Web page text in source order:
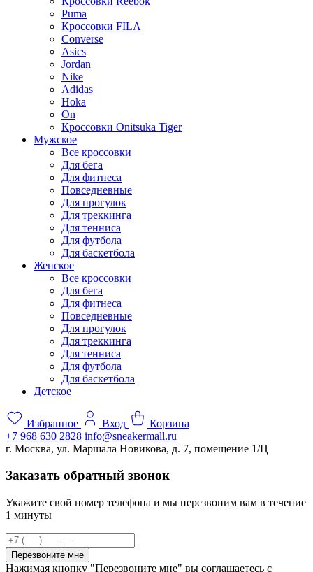
Puma
Кроссовки FILA
Converse
Asics
Jordan
Nike
Adidas
Hoka
On
Кроссовки Onitsuka Tiger
Мужское
Все кроссовки
Для бега
Для фитнеса
Повседневные
Для прогулок
Для треккинга
Для тенниса
Для футбола
Для баскетбола
Женское
Все кроссовки
Для бега
Для фитнеса
Повседневные
Для прогулок
Для треккинга
Для тенниса
Для футбола
Для баскетбола
Детское
Избранное Вход
Корзина
+7 968 630 2828 info@sneakermall.ru
г. Москва, ул. Маршала Новикова, д. 7, помещение 1/Ц
Заказать обратный звонок
Укажите свой номер телефона и мы перезвоним вам в течение
1 минуты
Перезвоните мне
Нажимая кнопку "Перезвоните мне" вы соглашаетесь с